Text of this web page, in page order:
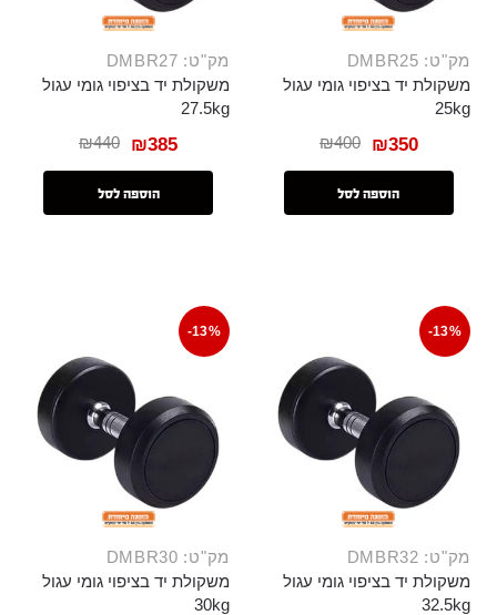
מק"ט: DMBR25
משקולת יד בציפוי גומי עגול
25kg
₪400 ₪350
הוספה לסל
מק"ט: DMBR27
משקולת יד בציפוי גומי עגול
27.5kg
₪440 ₪385
הוספה לסל
-13%
מק"ט: DMBR32
משקולת יד בציפוי גומי עגול
32.5kg
-13%
מק"ט: DMBR30
משקולת יד בציפוי גומי עגול
30kg